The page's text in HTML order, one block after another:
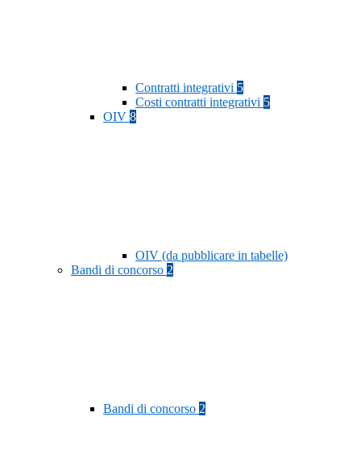
Contratti integrativi 5
Costi contratti integrativi 5
OIV 8
OIV (da pubblicare in tabelle)
Bandi di concorso 2
Bandi di concorso 2